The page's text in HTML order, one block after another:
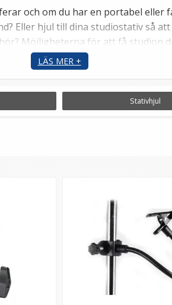
och om du har en portabel
Eller hjul till dina studiostativ så
Möjligheterna för att få studion
studio och det vanligaste är då
material för att inte påverka ytan
ge dig fler anslutningsmöjligheter
till tillbehöret som används
använder blir mer flexibla
i din fotostudio. De
Stativhjul är särskilt
LÄS MER +
Stativhjul